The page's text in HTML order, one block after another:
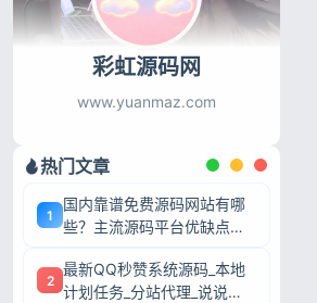
彩虹源码网
www.yuanmaz.com
热门文章
1
国内靠谱免费源码网站有哪
些？主流源码平台优缺点深
2
最新QQ秒赞系统源码_本地
计划任务_分站代理_说说赞